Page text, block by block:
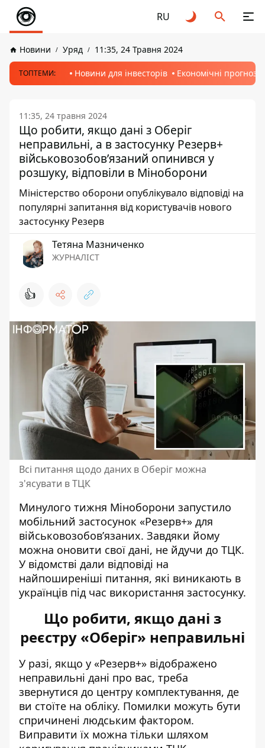
RU
Новини Уряд 11:35, 24 Травня 2024
ТОПТЕМИ: Новини для інвесторів Економічні прогнози
11:35, 24 травня 2024
Що робити, якщо дані з Оберіг
неправильні, а в застосунку Резерв+
військовозобов’язаний опинився у
розшуку, відповіли в Міноборони
Міністерство оборони опублікувало відповіді на
популярні запитання від користувачів нового
застосунку Резерв
Тетяна Мазниченко
ЖУРНАЛІСТ
👍
Всі питання щодо даних в Оберіг можна
з'ясувати в ТЦК
Минулого тижня Міноборони запустило
мобільний застосунок «Резерв+» для
військовозобов’язаних. Завдяки йому
можна оновити свої дані, не йдучи до ТЦК.
У відомстві дали відповіді на
найпоширеніші питання, які виникають в
українців під час використання застосунку.
Що робити, якщо дані з
реєстру «Оберіг» неправильні
У разі, якщо у «Резерв+» відображено
неправильні дані про вас, треба
звернутися до центру комплектування, де
ви стоїте на обліку. Помилки можуть бути
спричинені людським фактором.
Виправити їх можна тільки шляхом